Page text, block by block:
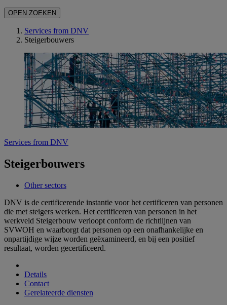
OPEN ZOEKEN
Services from DNV
Steigerbouwers
Services from DNV
Steigerbouwers
Other sectors
DNV is de certificerende instantie voor het certificeren van personen
die met steigers werken. Het certificeren van personen in het
werkveld Steigerbouw verloopt conform de richtlijnen van
SVWOH en waarborgt dat personen op een onafhankelijke en
onpartijdige wijze worden geëxamineerd, en bij een positief
resultaat, worden gecertificeerd.
Details
Contact
Gerelateerde diensten